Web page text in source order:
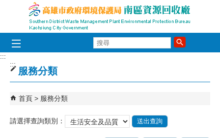
跳到主要內容區塊
尋
:::
:::
服務分類
首頁 服務分類
請選擇查詢類別：